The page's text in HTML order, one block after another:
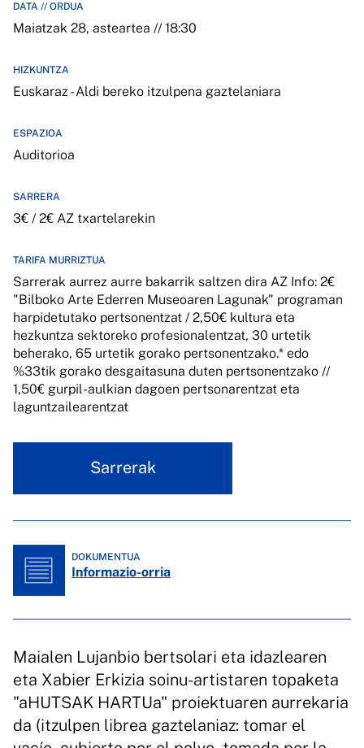
DATA // ORDUA
Maiatzak 28, asteartea // 18:30
HIZKUNTZA
Euskaraz - Aldi bereko itzulpena gaztelaniara
ESPAZIOA
Auditorioa
SARRERA
3€ / 2€ AZ txartelarekin
TARIFA MURRIZTUA
Sarrerak aurrez aurre bakarrik saltzen dira AZ Info: 2€
"Bilboko Arte Ederren Museoaren Lagunak" programan
harpidetutako pertsonentzat / 2,50€ kultura eta
hezkuntza sektoreko profesionalentzat, 30 urtetik
beherako, 65 urtetik gorako pertsonentzako.* edo
%33tik gorako desgaitasuna duten pertsonentzako //
1,50€ gurpil-aulkian dagoen pertsonarentzat eta
laguntzailearentzat
Sarrerak
DOKUMENTUA
Informazio-orria
Maialen Lujanbio bertsolari eta idazlearen
eta Xabier Erkizia soinu-artistaren topaketa
"aHUTSAK HARTUa" proiektuaren aurrekaria
da (itzulpen librea gaztelaniaz: tomar el